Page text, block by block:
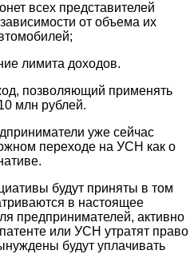
всех представителей
от объема их
лимита доходов.
позволяющий применять
млн рублей.
уже сейчас
переходе на УСН как о
будут приняты в том
в настоящее
предпринимателей, активно
или УСН утратят право
будут уплачивать